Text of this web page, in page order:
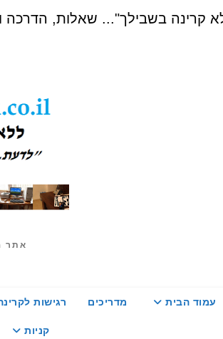
בשבילך"... שאלות, הדרכה ויעוץ בתשלום
אתר
עמוד הבית מדריכים רגישות
קניות